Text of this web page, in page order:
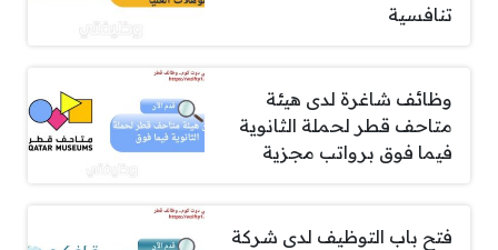
تنافسية
وظائف شاغرة لدى هيئة
متاحف قطر لحملة الثانوية
فيما فوق برواتب مجزية
فتح باب التوظيف لدى شركة